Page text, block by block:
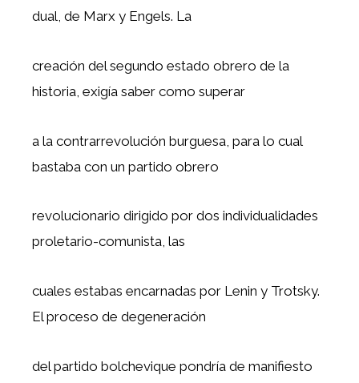
dual, de Marx y Engels. La
creación del segundo estado obrero de la
historia, exigía saber como superar
a la contrarrevolución burguesa, para lo cual
bastaba con un partido obrero
revolucionario dirigido por dos individualidades
proletario-comunista, las
cuales estabas encarnadas por Lenin y Trotsky.
El proceso de degeneración
del partido bolchevique pondría de manifiesto